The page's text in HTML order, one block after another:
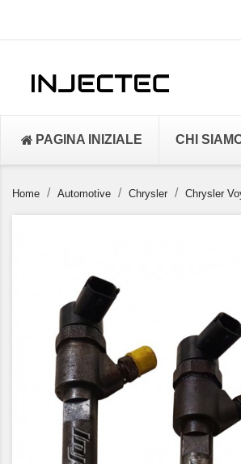
PAGINA INIZIALE CHI
Home Automotive Chrysler Chrysler